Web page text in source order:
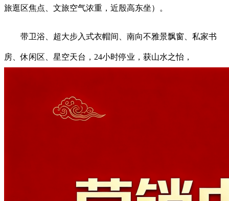
旅逛区焦点、文旅空气浓重，近殷高东坐）。
带卫浴、超大步入式衣帽间、南向不雅景飘窗、私家书
房、休闲区、星空天台，24小时停业，获山水之怡，